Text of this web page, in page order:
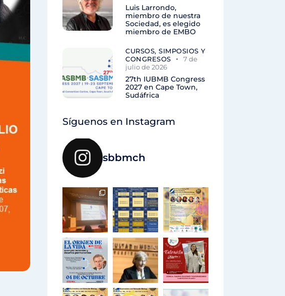
Luis Larrondo,
miembro de nuestra
Sociedad, es elegido
miembro de EMBO
CURSOS, SIMPOSIOS Y
CONGRESOS
7 de
julio de 2026
27th IUBMB Congress
2027 en Cape Town,
Sudáfrica
Síguenos en Instagram
sbbmch